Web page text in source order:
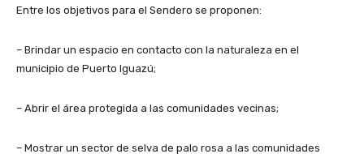
Entre los objetivos para el Sendero se proponen:
– Brindar un espacio en contacto con la naturaleza en el
municipio de Puerto Iguazú;
– Abrir el área protegida a las comunidades vecinas;
– Mostrar un sector de selva de palo rosa a las comunidades